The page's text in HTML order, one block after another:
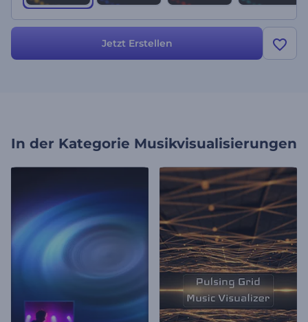
Jetzt Erstellen
In der Kategorie Musikvisualisierungen